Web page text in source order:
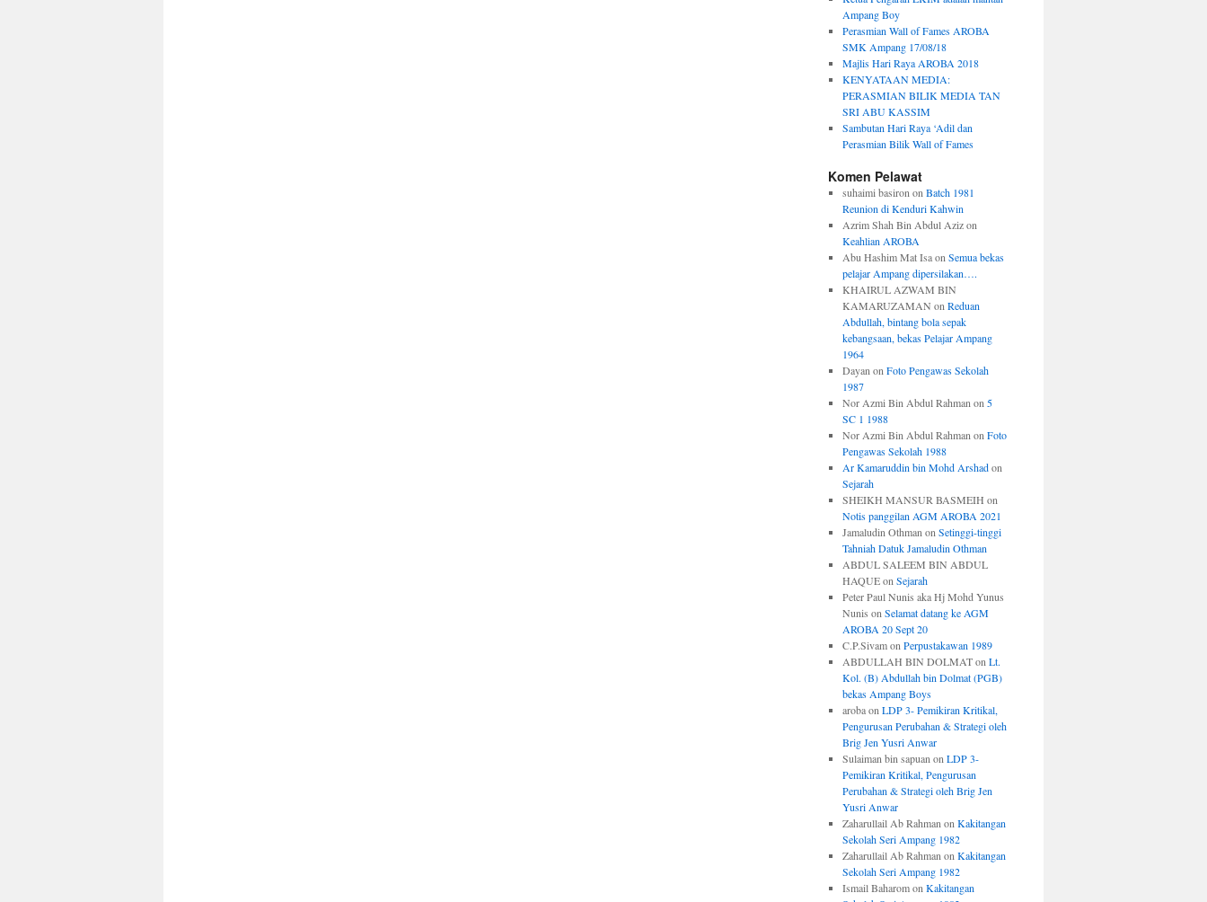
Ampang Boy
Perasmian Wall of Fames AROBA
SMK Ampang 17/08/18
Majlis Hari Raya AROBA 2018
KENYATAAN MEDIA:
PERASMIAN BILIK MEDIA TAN
SRI ABU KASSIM
Sambutan Hari Raya ‘Adil dan
Perasmian Bilik Wall of Fames
Komen Pelawat
suhaimi basiron on Batch 1981
Reunion di Kenduri Kahwin
Azrim Shah Bin Abdul Azizon
Keahlian AROBA
Abu Hashim Mat Isaon Semua bekas
pelajar Ampang dipersilakan….
KHAIRUL AZWAM BIN
KAMARUZAMAN on Reduan
Abdullah, bintang bola sepak
kebangsaan, bekas Pelajar Ampang
1964
Dayan on Foto Pengawas Sekolah
1987
Nor Azmi Bin Abdul Rahman on 5
SC 1 1988
Nor Azmi Bin Abdul Rahman on Foto
Pengawas Sekolah 1988
Ar Kamaruddin bin Mohd Arshadon
Sejarah
SHEIKH MANSUR BASMEIH on
Notis panggilan AGM AROBA 2021
Jamaludin Othman on Setinggi-tinggi
Tahniah Datuk Jamaludin Othman
ABDUL SALEEM BIN ABDUL
HAQUEon Sejarah
Peter Paul Nunis aka Hj Mohd Yunus
Nunis on Selamat datang ke AGM
AROBA 20 Sept 20
C.P.Sivamon Perpustakawan 1989
ABDULLAH BIN DOLMATon Lt.
Kol. (B) Abdullah bin Dolmat (PGB)
bekas Ampang Boys
arobaon LDP 3- Pemikiran Kritikal,
Pengurusan Perubahan & Strategi oleh
Brig Jen Yusri Anwar
Sulaiman bin sapuan on LDP 3-
Pemikiran Kritikal, Pengurusan
Perubahan & Strategi oleh Brig Jen
Yusri Anwar
Zaharullail Ab Rahman on Kakitangan
Sekolah Seri Ampang 1982
Zaharullail Ab Rahman on Kakitangan
Sekolah Seri Ampang 1982
Ismail Baharomon Kakitangan